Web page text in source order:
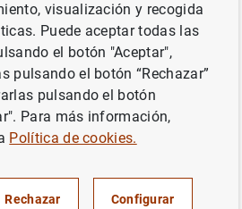
acerca del futuro
del Eurosistema acerca del
visualización y recogida
Puede aceptar todas las
el botón "Aceptar",
pulsando el botón “Rechazar”
pulsando el botón
Para más información,
Política de cookies.
Rechazar Configurar